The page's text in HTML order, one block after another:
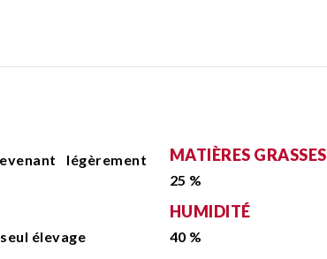
légèrement
élevage
MATIÈRES GRASSES
25 %
HUMIDITÉ
40 %